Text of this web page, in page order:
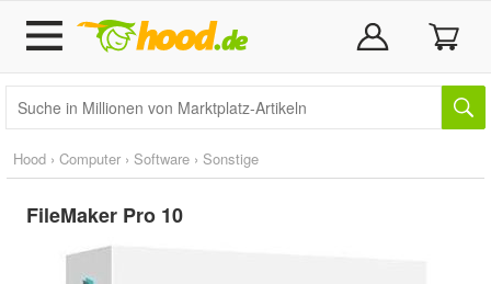
Hood › Computer › Software › Sonstige
FileMaker Pro 10